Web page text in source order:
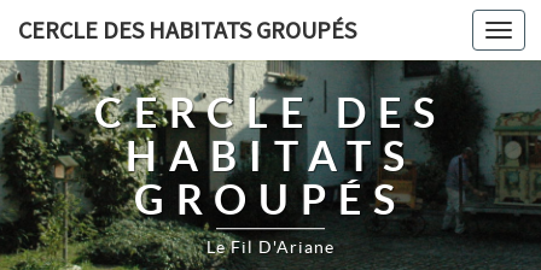
CERCLE DES HABITATS GROUPÉS
CERCLE DES
HABITATS
GROUPÉS
Le Fil D'Ariane